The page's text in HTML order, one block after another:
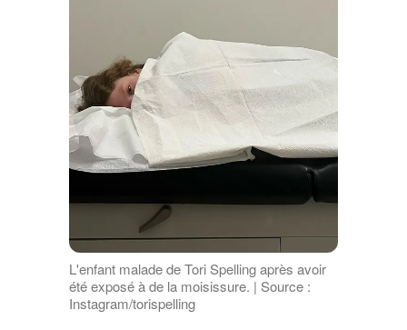
L'enfant malade de Tori Spelling après avoir
été exposé à de la moisissure. | Source :
Instagram/torispelling